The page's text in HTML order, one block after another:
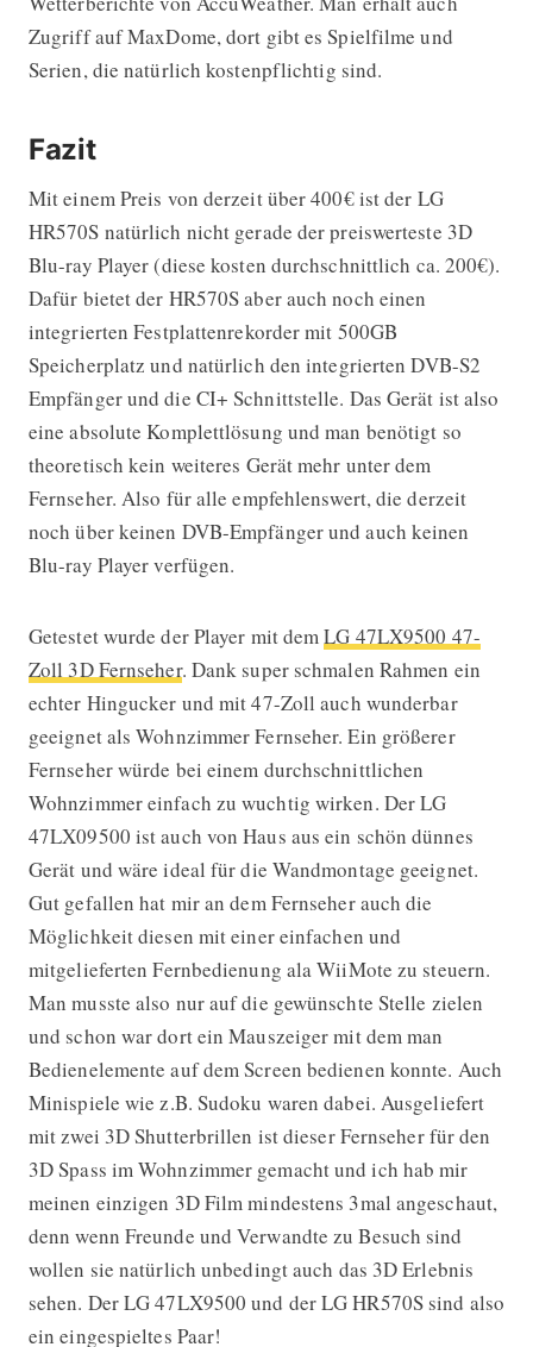
Zugriff auf MaxDome, dort gibt es Spielfilme und
Serien, die natürlich kostenpflichtig sind.
Fazit
Mit einem Preis von derzeit über 400€ ist der LG
HR570S natürlich nicht gerade der preiswerteste 3D
Blu-ray Player (diese kosten durchschnittlich ca. 200€).
Dafür bietet der HR570S aber auch noch einen
integrierten Festplattenrekorder mit 500GB
Speicherplatz und natürlich den integrierten DVB-S2
Empfänger und die CI+ Schnittstelle. Das Gerät ist also
eine absolute Komplettlösung und man benötigt so
theoretisch kein weiteres Gerät mehr unter dem
Fernseher. Also für alle empfehlenswert, die derzeit
noch über keinen DVB-Empfänger und auch keinen
Blu-ray Player verfügen.
Getestet wurde der Player mit demLG 47LX9500 47-
Zoll 3D Fernseher. Dank super schmalen Rahmen ein
echter Hingucker und mit 47-Zoll auch wunderbar
geeignet als Wohnzimmer Fernseher. Ein größerer
Fernseher würde bei einem durchschnittlichen
Wohnzimmer einfach zu wuchtig wirken. Der LG
47LX09500 ist auch von Haus aus ein schön dünnes
Gerät und wäre ideal für die Wandmontage geeignet.
Gut gefallen hat mir an dem Fernseher auch die
Möglichkeit diesen mit einer einfachen und
mitgelieferten Fernbedienung ala WiiMote zu steuern.
Man musste also nur auf die gewünschte Stelle zielen
und schon war dort ein Mauszeiger mit dem man
Bedienelemente auf dem Screen bedienen konnte. Auch
Minispiele wie z.B. Sudoku waren dabei. Ausgeliefert
mit zwei 3D Shutterbrillen ist dieser Fernseher für den
3D Spass im Wohnzimmer gemacht und ich hab mir
meinen einzigen 3D Film mindestens 3mal angeschaut,
denn wenn Freunde und Verwandte zu Besuch sind
wollen sie natürlich unbedingt auch das 3D Erlebnis
sehen. Der LG 47LX9500 und der LG HR570S sind also
ein eingespieltes Paar!